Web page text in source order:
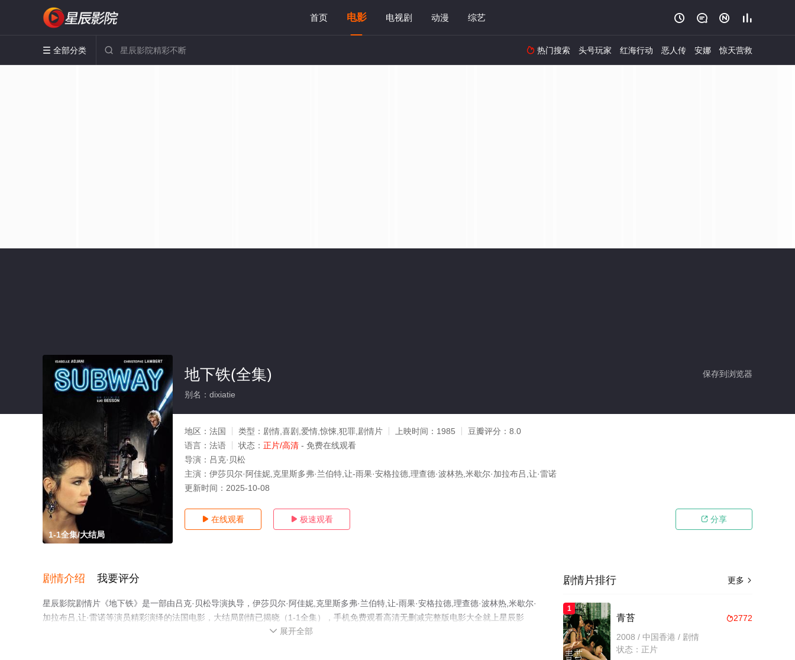
首页 电影 电视剧 动漫 综艺    
 全部分类   热门搜索 头号玩家 红海行动 恶人传 安娜 惊天营救
1-1全集/大结局
保存到浏览器
地下铁(全集)
别名：dixiatie
地区： 法国 类型： 剧情,喜剧,爱情,惊悚,犯罪,剧情片 上映时间： 1985 豆瓣评分： 8.0
语言： 法语 状态： 正片/高清 - 免费在线观看
导演： 吕克·贝松
主演： 伊莎贝尔·阿佳妮,克里斯多弗·兰伯特,让-雨果·安格拉德,理查德·波林热,米歇尔·加拉布吕,让·雷诺
更新时间： 2025-10-08
 在线观看  极速观看  分享
剧情介绍 我要评分
星辰影院剧情片《地下铁》是一部由吕克·贝松导演执导，伊莎贝尔·阿佳妮,克里斯多弗·兰伯特,让-雨果·安格拉德,理查德·波林热,米歇尔·
加拉布吕,让·雷诺等演员精彩演绎的法国电影，大结局剧情已揭晓（1-1全集），手机免费观看高清无删减完整版电影大全就上星辰影
视，更多相关信息可移步至豆瓣电影、电视猫或剧情网等平台了解。
 展开全部
更多 
剧情片排行
1
2772
青苔
2008 / 中国香港 / 剧情
状态：正片